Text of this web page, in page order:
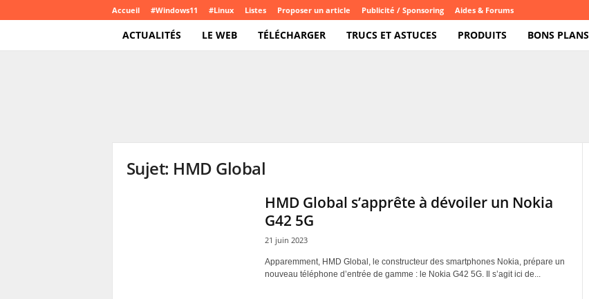
Accueil #Windows11 #Linux Listes Proposer un article Publicité / Sponsoring Aides & Forums
ACTUALITÉS LE WEB TÉLÉCHARGER TRUCS ET ASTUCES PRODUITS BONS PLANS
Sujet: HMD Global
HMD Global s’apprête à dévoiler un Nokia
G42 5G
21 juin 2023
Apparemment, HMD Global, le constructeur des smartphones Nokia, prépare un
nouveau téléphone d’entrée de gamme : le Nokia G42 5G. Il s’agit ici de...